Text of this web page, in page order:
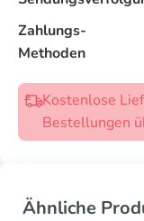
Zahlungs-
Methoden
Kostenlose
Bestellungen
Ähnliche